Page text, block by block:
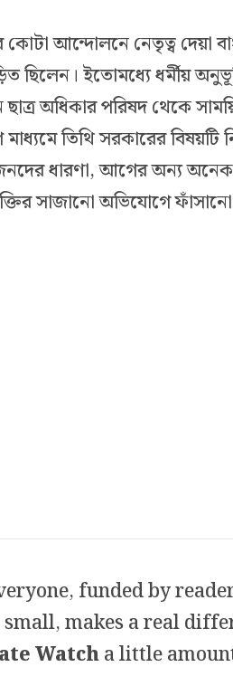
কোটা আন্দোলনে নেতৃত্ব দেয়া
ছিলেন। ইতোমধ্যে ধর্মীয়
অধিকার পরিষদ থেকে
তিথি সরকারের বিষয়টি
ধারণা, আগের অন্য
সাজানো অভিযোগে
funded by
makes a real
Watcha little